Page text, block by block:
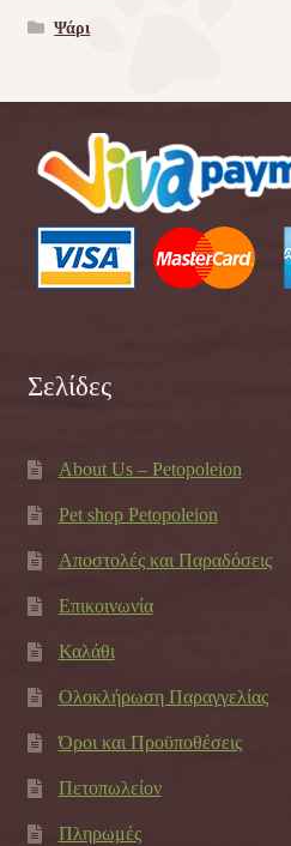
Ψάρι
Σελίδες
About Us – Petopoleion
Pet shop Petopoleion
Αποστολές και Παραδόσεις
Επικοινωνία
Καλάθι
Ολοκλήρωση Παραγγελίας
Όροι και Προϋποθέσεις
Πετοπωλείον
Πληρωμές